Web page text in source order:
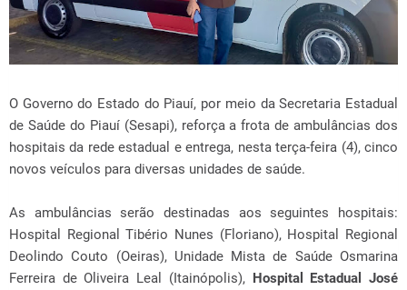
O Governo do Estado do Piauí, por meio da Secretaria Estadual
de Saúde do Piauí (Sesapi), reforça a frota de ambulâncias dos
hospitais da rede estadual e entrega, nesta terça-feira (4), cinco
novos veículos para diversas unidades de saúde.
As ambulâncias serão destinadas aos seguintes hospitais:
Hospital Regional Tibério Nunes (Floriano), Hospital Regional
Deolindo Couto (Oeiras), Unidade Mista de Saúde Osmarina
Ferreira de Oliveira Leal (Itainópolis), Hospital Estadual José